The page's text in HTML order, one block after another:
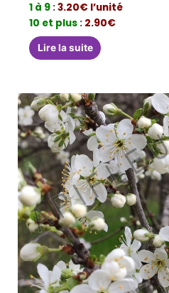
1 à 9 :3.20€ l’unité
10 et plus : 2.90€
Lire la suite